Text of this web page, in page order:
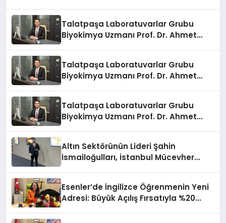
Talatpaşa Laboratuvarlar Grubu
Biyokimya Uzmanı Prof. Dr. Ahmet
Talatpaşa Laboratuvarlar Grubu
Biyokimya Uzmanı Prof. Dr. Ahmet
Talatpaşa Laboratuvarlar Grubu
Biyokimya Uzmanı Prof. Dr. Ahmet
Altın Sektörünün Lideri Şahin
İsmailoğulları, İstanbul Mücevher
Esenler’de İngilizce Öğrenmenin Yeni
Adresi: Büyük Açılış Fırsatıyla %20